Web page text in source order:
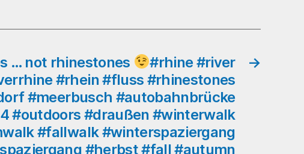
#ersteradvent
#park
#südpark
#volksgarten
#düsseldorf
#volksgartendüsseldorf
#volksgartenweiher
#draußen
→
… not rhinestones
#rhine #river
#rhein #fluss #rhinestones
#meerbusch #autobahnbrücke
#outdoors #draußen #winterwalk
#fallwalk #winterspaziergang
#herbst #fall #autumn